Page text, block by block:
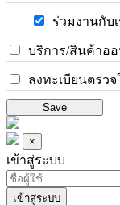
ร่วมงานกับ
บริการ/สินค้าอ
ลงทะเบียนตรว
Save
×
เข้าสู่ระบบ
เข้าสู่ระบบ